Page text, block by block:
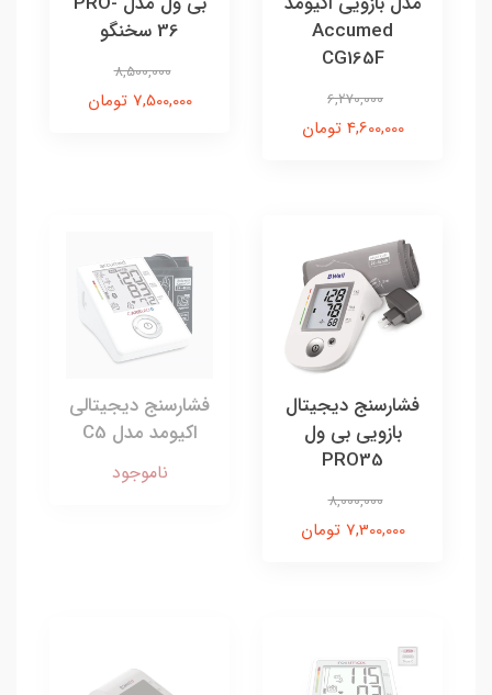
Accumed
CG165F
6,270,000
4,600,000 تومان
36 سخنگو
8,500,000
7,500,000 تومان
فشارسنج دیجیتال
بازویی بی ول
PRO35
8,000,000
7,300,000 تومان
فشارسنج دیجیتالی
اکیومد مدل C5
ناموجود